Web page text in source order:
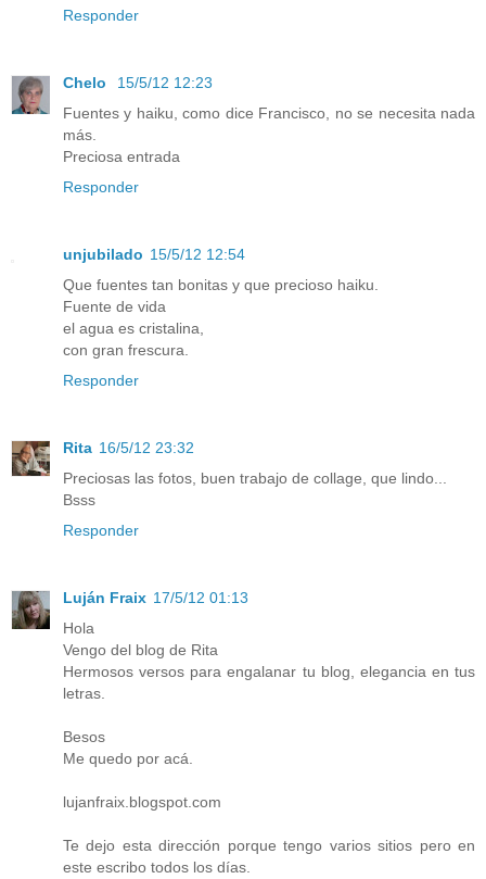
Responder
Chelo
15/5/12 12:23
Fuentes y haiku, como dice Francisco, no se necesita nada
más.
Preciosa entrada
Responder
unjubilado 15/5/12 12:54
Que fuentes tan bonitas y que precioso haiku.
Fuente de vida
el agua es cristalina,
con gran frescura.
Responder
Rita 16/5/12 23:32
Preciosas las fotos, buen trabajo de collage, que lindo...
Bsss
Responder
Luján Fraix 17/5/12 01:13
Hola
Vengo del blog de Rita
Hermosos versos para engalanar tu blog, elegancia en tus
letras.
Besos
Me quedo por acá.
lujanfraix.blogspot.com
Te dejo esta dirección porque tengo varios sitios pero en
este escribo todos los días.